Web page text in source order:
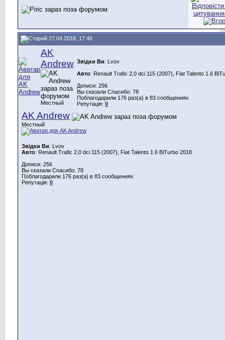
27.04.2018, 17:46
AK
Andrew
Местный
Звідки Ви: Lvov
Авто: Renault Trafic 2,0 dci 115 (2007), Fiat Talento 1.6
Дописи: 256
Вы сказали Спасибо: 78
Поблагодарили 176 раз(а) в 83 сообщениях
Репутація: 0
AK Andrew
Местный
Звідки Ви: Lvov
Авто: Renault Trafic 2,0 dci 115 (2007), Fiat Talento 1.6 BiTurbo 2018
Дописи: 256
Вы сказали Спасибо: 78
Поблагодарили 176 раз(а) в 83 сообщениях
Репутація: 0